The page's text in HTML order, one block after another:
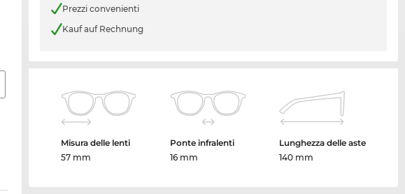
Prezzi convenienti
Kauf auf Rechnung
Misura delle lenti
57 mm
Ponte infralenti
16 mm
Lunghezza delle aste
140 mm